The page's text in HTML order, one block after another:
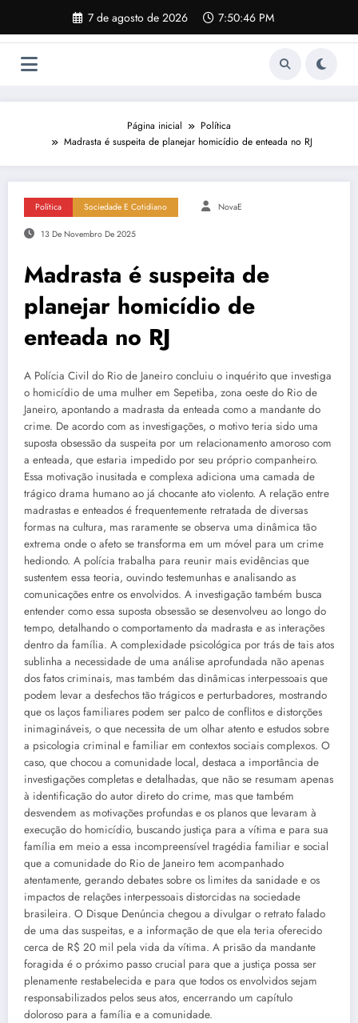
o
7 de agosto de 2026 7:50:47 PM
Página inicial
Política
Madrasta é suspeita de planejar homicídio de enteada no RJ
Política Sociedade E Cotidiano NovaE
13 De Novembro De 2025
Madrasta é suspeita de
planejar homicídio de
enteada no RJ
A Polícia Civil do Rio de Janeiro concluiu o inquérito que investiga
o homicídio de uma mulher em Sepetiba, zona oeste do Rio de
Janeiro, apontando a madrasta da enteada como a mandante do
crime. De acordo com as investigações, o motivo teria sido uma
suposta obsessão da suspeita por um relacionamento amoroso com
a enteada, que estaria impedido por seu próprio companheiro.
Essa motivação inusitada e complexa adiciona uma camada de
trágico drama humano ao já chocante ato violento. A relação entre
madrastas e enteados é frequentemente retratada de diversas
formas na cultura, mas raramente se observa uma dinâmica tão
extrema onde o afeto se transforma em um móvel para um crime
hediondo. A polícia trabalha para reunir mais evidências que
sustentem essa teoria, ouvindo testemunhas e analisando as
comunicações entre os envolvidos. A investigação também busca
entender como essa suposta obsessão se desenvolveu ao longo do
tempo, detalhando o comportamento da madrasta e as interações
dentro da família. A complexidade psicológica por trás de tais atos
sublinha a necessidade de uma análise aprofundada não apenas
dos fatos criminais, mas também das dinâmicas interpessoais que
podem levar a desfechos tão trágicos e perturbadores, mostrando
que os laços familiares podem ser palco de conflitos e distorções
inimagináveis, o que necessita de um olhar atento e estudos sobre
a psicologia criminal e familiar em contextos sociais complexos. O
caso, que chocou a comunidade local, destaca a importância de
investigações completas e detalhadas, que não se resumam apenas
à identificação do autor direto do crime, mas que também
desvendem as motivações profundas e os planos que levaram à
execução do homicídio, buscando justiça para a vítima e para sua
família em meio a essa incompreensível tragédia familiar e social
que a comunidade do Rio de Janeiro tem acompanhado
atentamente, gerando debates sobre os limites da sanidade e os
impactos de relações interpessoais distorcidas na sociedade
brasileira. O Disque Denúncia chegou a divulgar o retrato falado
de uma das suspeitas, e a informação de que ela teria oferecido
cerca de R$ 20 mil pela vida da vítima. A prisão da mandante
foragida é o próximo passo crucial para que a justiça possa ser
plenamente restabelecida e para que todos os envolvidos sejam
responsabilizados pelos seus atos, encerrando um capítulo
doloroso para a família e a comunidade.